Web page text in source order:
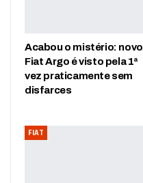
Acabou o mistério: novo
Fiat Argo é visto pela 1ª
vez praticamente sem
disfarces
FIAT